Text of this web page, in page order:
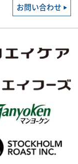
お問い合わせ